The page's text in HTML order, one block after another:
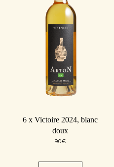
6 x Victoire 2024, blanc
doux
90€